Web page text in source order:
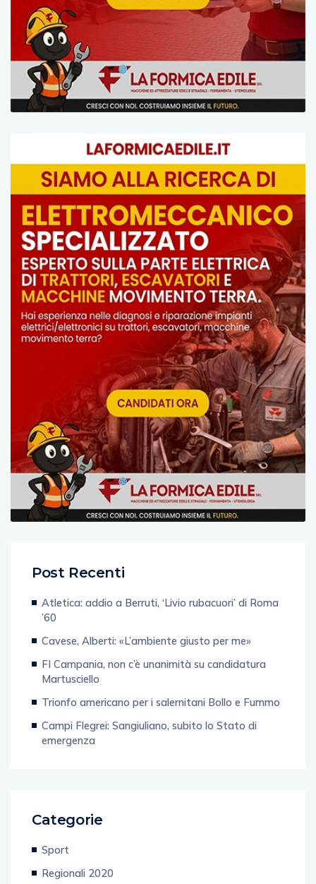
Post Recenti
Atletica: addio a Berruti, ‘Livio rubacuori’ di Roma
’60
Cavese, Alberti: «L’ambiente giusto per me»
FI Campania, non c’è unanimità su candidatura
Martusciello
Trionfo americano per i salernitani Bollo e Fummo
Campi Flegrei: Sangiuliano, subito lo Stato di
emergenza
Categorie
Sport
Regionali 2020